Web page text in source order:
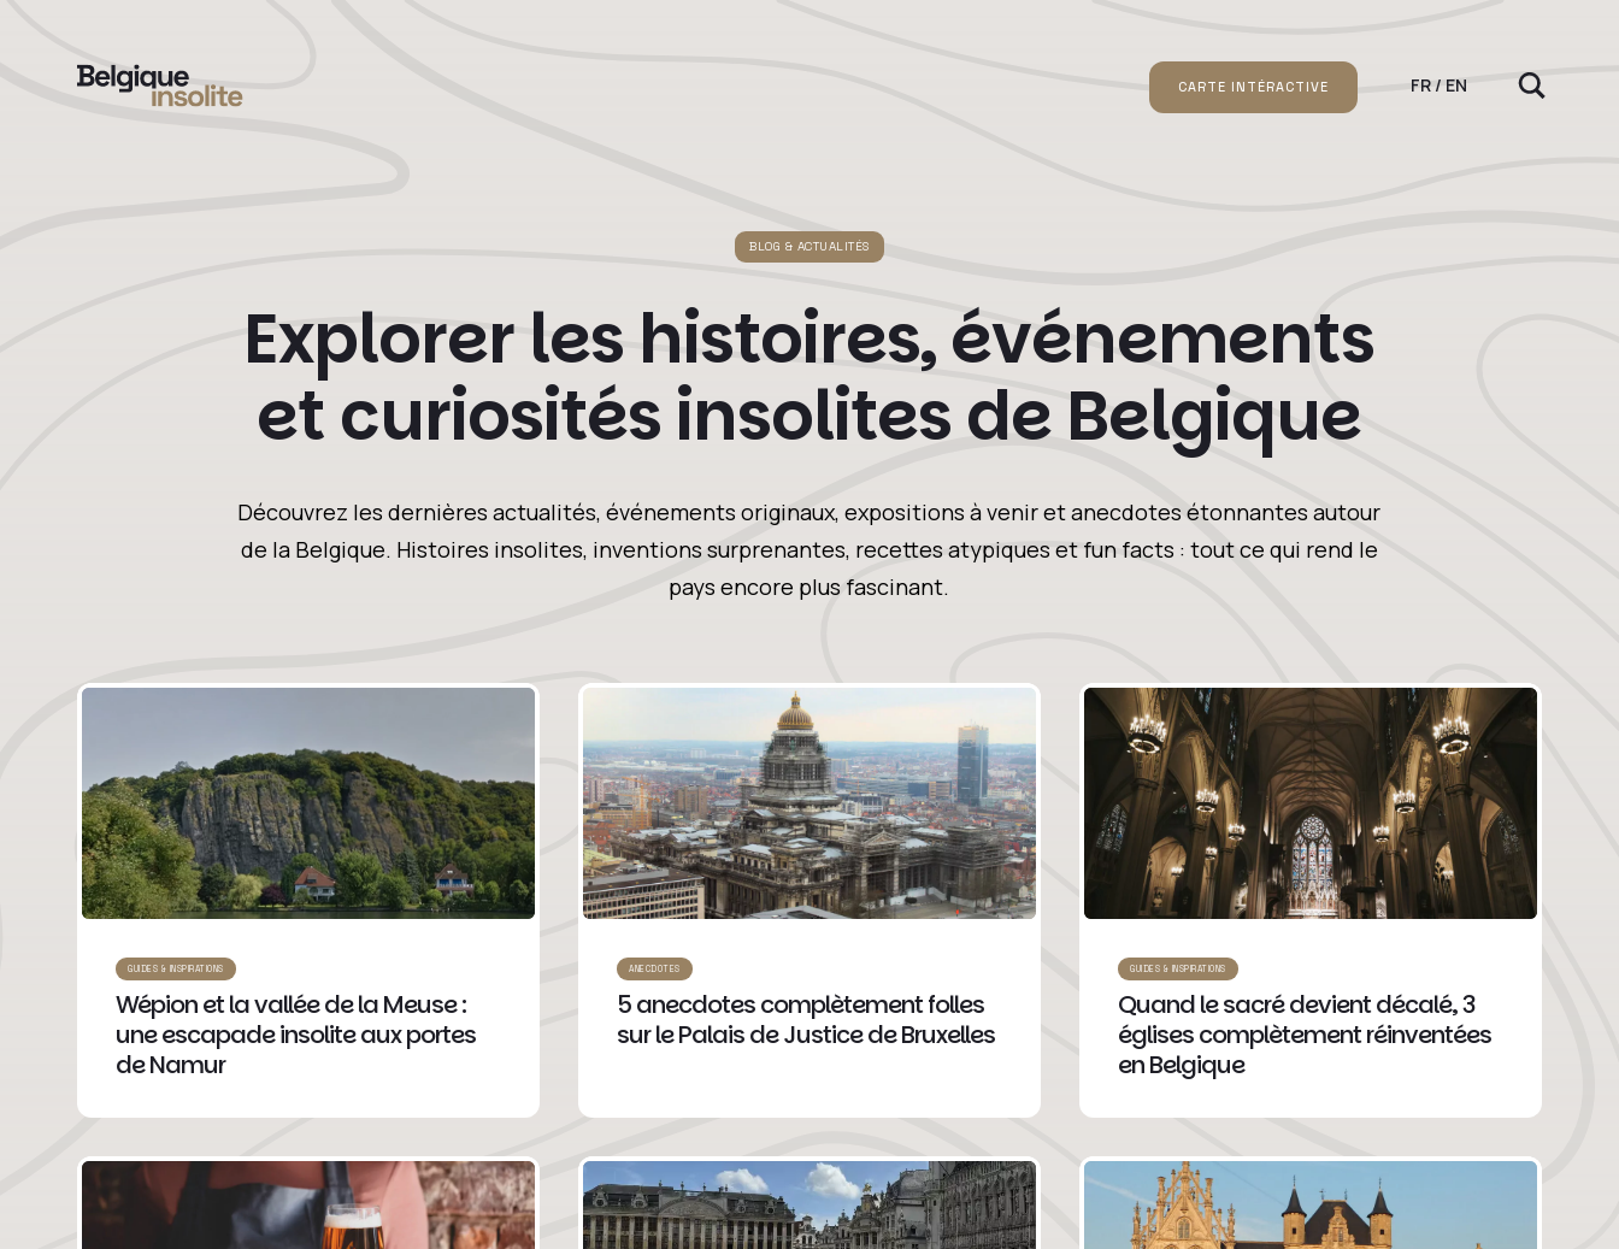
CARTE INTÉRACTIVE FR / EN
BLOG & ACTUALITÉS
Explorer les histoires, événements
et curiosités insolites de Belgique
Découvrez les dernières actualités, événements originaux, expositions à venir et anecdotes étonnantes autour
de la Belgique. Histoires insolites, inventions surprenantes, recettes atypiques et fun facts : tout ce qui rend le
pays encore plus fascinant.
GUIDES & INSPIRATIONS
Wépion et la vallée de la Meuse :
une escapade insolite aux portes
de Namur
ANECDOTES
5 anecdotes complètement folles
sur le Palais de Justice de Bruxelles
GUIDES & INSPIRATIONS
Quand le sacré devient décalé, 3
églises complètement réinventées
en Belgique